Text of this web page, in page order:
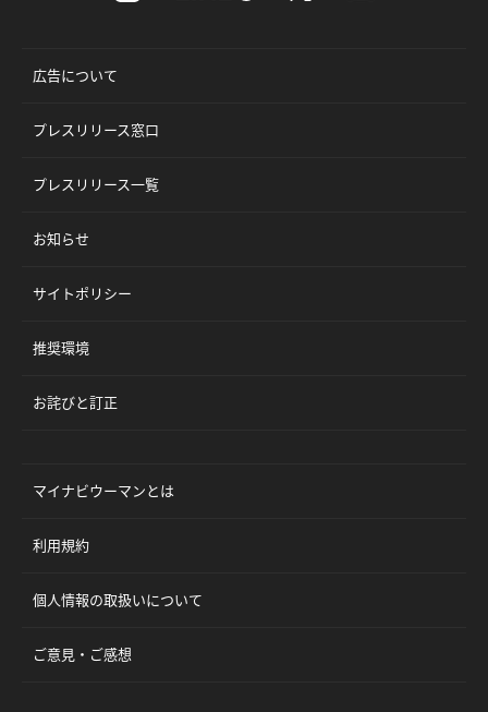
広告について
プレスリリース窓口
プレスリリース一覧
お知らせ
サイトポリシー
推奨環境
お詫びと訂正
マイナビウーマンとは
利用規約
個人情報の取扱いについて
ご意見・ご感想